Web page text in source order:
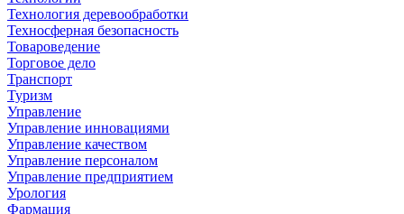
Технология деревообработки
Техносферная безопасность
Товароведение
Торговое дело
Транспорт
Туризм
Управление
Управление инновациями
Управление качеством
Управление персоналом
Управление предприятием
Урология
Фармация